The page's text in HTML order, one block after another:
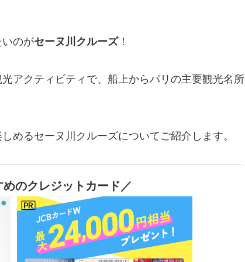
のがセーヌ川クルーズ！
アクティビティで、船上からパリの主要観光名所
めるセーヌ川クルーズについてご紹介します。
のクレジットカード／